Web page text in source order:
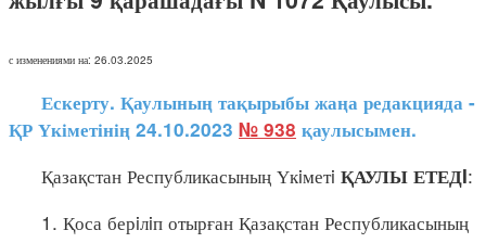
с изменениями на: 26.03.2025
Ескерту. Қаулының тақырыбы жаңа редакцияда -
ҚР Үкіметінің 24.10.2023 № 938 қаулысымен.
Қазақстан Республикасының Үкiметi ҚАУЛЫ ЕТЕДI:
1. Қоса берiлiп отырған Қазақстан Республикасының